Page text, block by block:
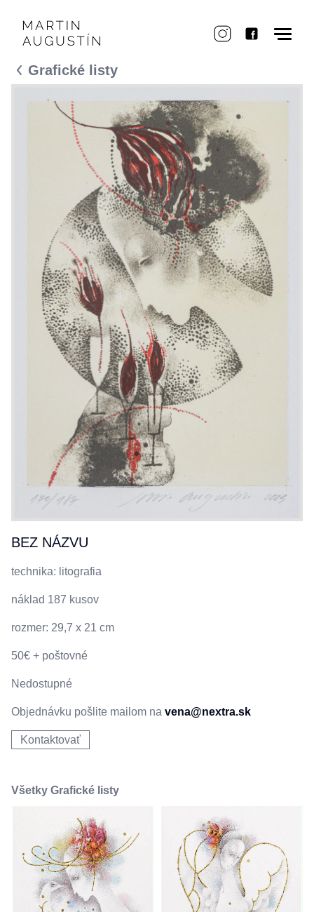
Grafické listy
BEZ NÁZVU
technika: litografia
náklad 187 kusov
rozmer: 29,7 x 21 cm
50€ + poštovné
Nedostupné
Objednávku pošlite mailom na vena@nextra.sk
Kontaktovať
Všetky Grafické listy